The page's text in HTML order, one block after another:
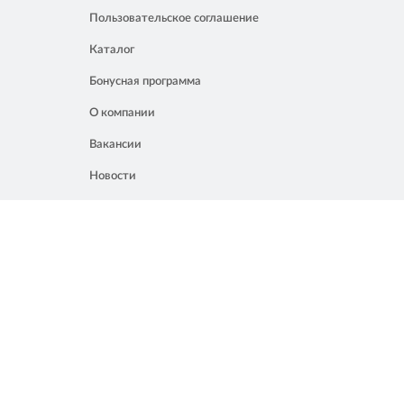
Пользовательское соглашение
Каталог
Бонусная программа
О компании
Вакансии
Новости